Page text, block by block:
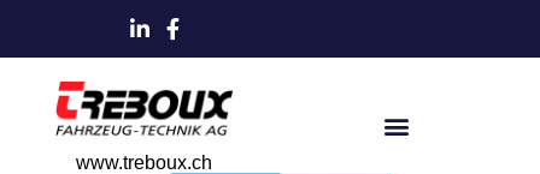
www.treboux.ch